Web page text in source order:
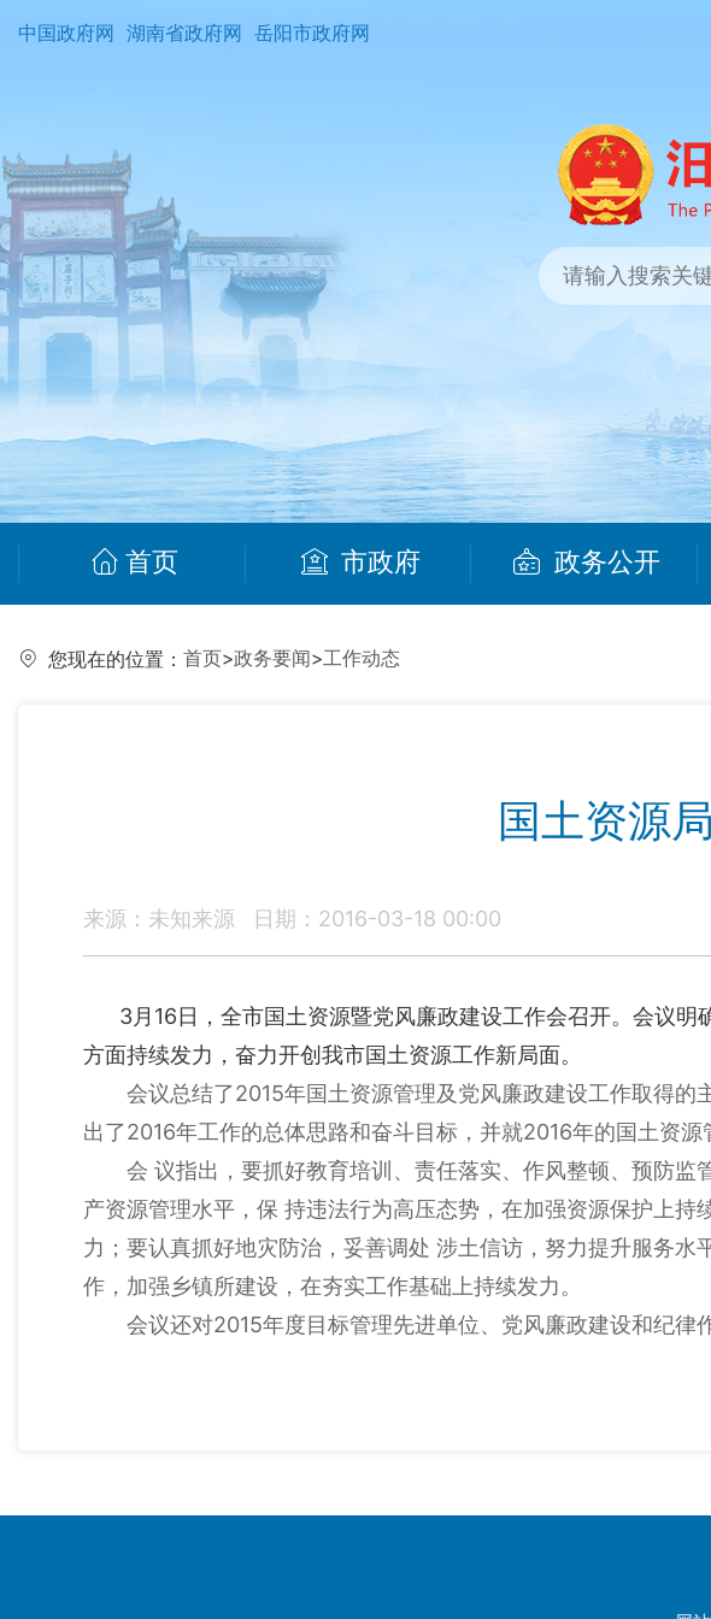
中国政府网 湖南省政府网 岳阳市政府网
首页 市政府 政务公开
您现在的位置： 首页>政务要闻>工作动态
国土资源
来源：未知来源 日期：2016-03-18 00:00
3月16日，全市国土资源暨党风廉政建设工作会召开。会议明确
方面持续发力，奋力开创我市国土资源工作新局面。
会议总结了2015年国土资源管理及党风廉政建设工作取得
出了2016年工作的总体思路和奋斗目标，并就2016年的国土资源
会 议指出，要抓好教育培训、责任落实、作风整顿、预防
产资源管理水平，保 持违法行为高压态势，在加强资源保护上
力；要认真抓好地灾防治，妥善调处 涉土信访，努力提升服务
作，加强乡镇所建设，在夯实工作基础上持续发力。
会议还对2015年度目标管理先进单位、党风廉政建设和纪律